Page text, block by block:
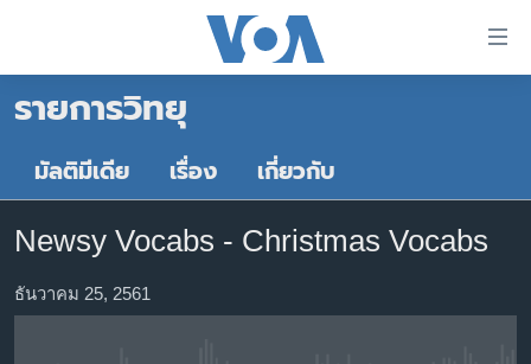
ต่อ
เนื้อหา
ข้าม
ไป
หน้า
หน้าหลัก
โลก
เอเชีย
สหรัฐฯ
ไทย
รายการวิทยุ
มัลติมีเดีย เรื่อง เกี่ยวกับ
Newsy Vocabs - Christmas Vocabs
ธันวาคม 25, 2561